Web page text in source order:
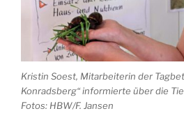
Kristin Soest, Mitarbeiterin der
Konradsberg“ informierte über die
Fotos: HBW/F. Jansen